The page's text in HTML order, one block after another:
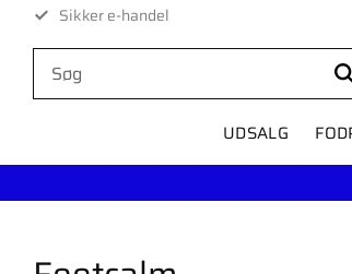
Sikker e-handel
Levering på 1-4 dage
UDSALG